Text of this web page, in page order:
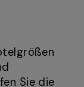
Sie die